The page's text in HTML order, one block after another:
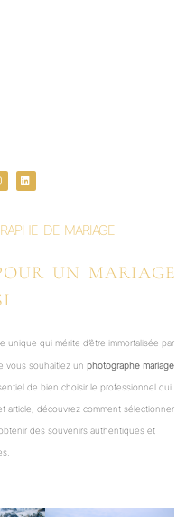
i
n
n DE MARIAGE
UN MARIAGE
qui mérite d’être immortalisée par
vous souhaitiez un photographe mariage
de bien choisir le professionnel qui
article, découvrez comment sélectionner
des souvenirs authentiques et